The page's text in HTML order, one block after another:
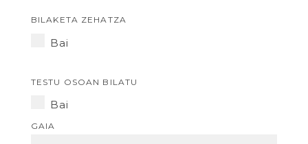
BILAKETA ZEHATZA
Bai
TESTU OSOAN BILATU
Bai
GAIA